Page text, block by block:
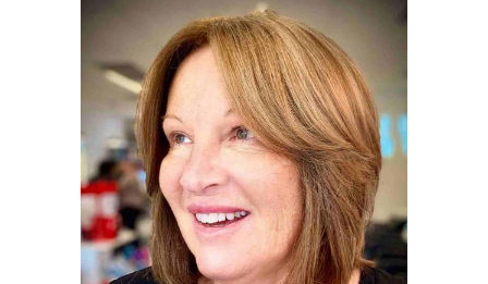
Новые челки Модные челки
Челка с принтом Челка с кружевами